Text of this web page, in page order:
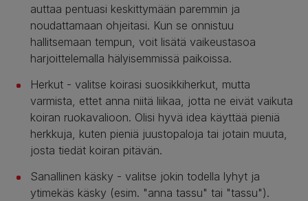
auttaa pentuasi keskittymään paremmin ja
noudattamaan ohjeitasi. Kun se onnistuu
hallitsemaan tempun, voit lisätä vaikeustasoa
harjoittelemalla hälyisemmissä paikoissa.
Herkut - valitse koirasi suosikkiherkut, mutta
varmista, ettet anna niitä liikaa, jotta ne eivät vaikuta
koiran ruokavalioon. Olisi hyvä idea käyttää pieniä
herkkuja, kuten pieniä juustopaloja tai jotain muuta,
josta tiedät koiran pitävän.
Sanallinen käsky - valitse jokin todella lyhyt ja
ytimekäs käsky (esim. "anna tassu" tai "tassu").